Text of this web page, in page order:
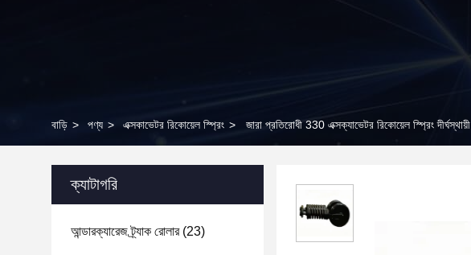
বাড়ি > পণ্য > এক্সকাভেটর রিকোয়েল স্প্রিং > জারা প্রতিরোধী 330 এক্সক্যাভেটর রিকোয়েল স্প্রিং দীর্ঘস্থায়ী
ক্যাটাগরি
আন্ডারক্যারেজ ট্র্যাক রোলার(23)